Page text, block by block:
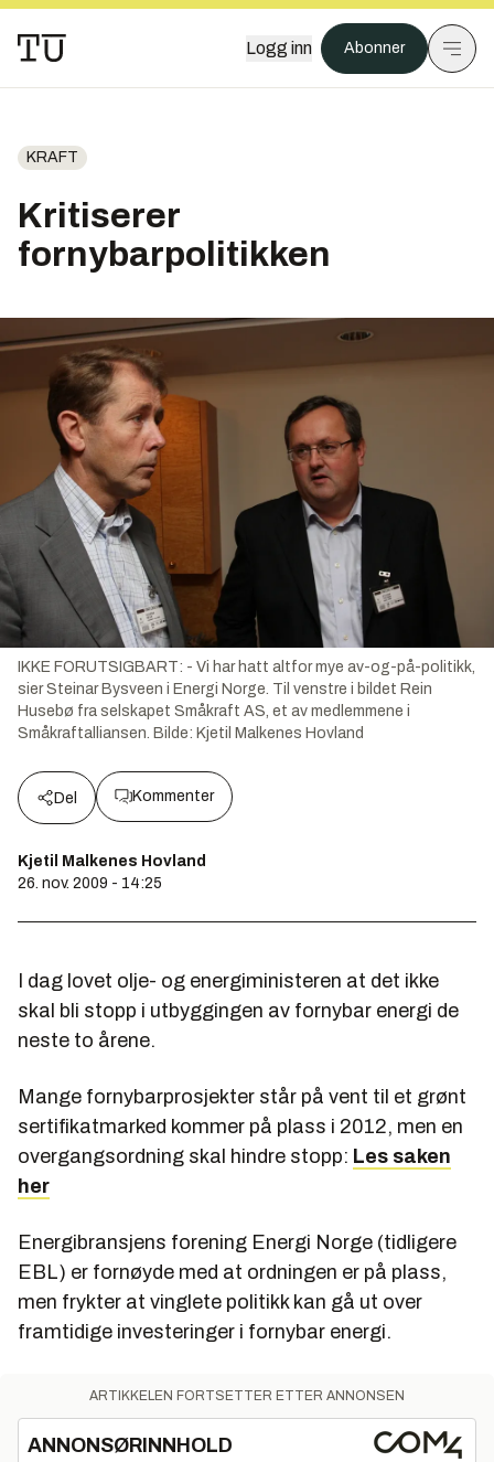
Logg inn Abonner
KRAFT
Kritiserer
fornybarpolitikken
IKKE FORUTSIGBART: - Vi har hatt altfor mye av-og-på-politikk,
sier Steinar Bysveen i Energi Norge. Til venstre i bildet Rein
Husebø fra selskapet Småkraft AS, et av medlemmene i
Småkraftalliansen. Bilde: Kjetil Malkenes Hovland
Del Kommenter
Kjetil Malkenes Hovland
26. nov. 2009 - 14:25
I dag lovet olje- og energiministeren at det ikke
skal bli stopp i utbyggingen av fornybar energi de
neste to årene.
Mange fornybarprosjekter står på vent til et grønt
sertifikatmarked kommer på plass i 2012, men en
overgangsordning skal hindre stopp: Les saken
her
Energibransjens forening Energi Norge (tidligere
EBL) er fornøyde med at ordningen er på plass,
men frykter at vinglete politikk kan gå ut over
framtidige investeringer i fornybar energi.
ARTIKKELEN FORTSETTER ETTER ANNONSEN
ANNONSØRINNHOLD